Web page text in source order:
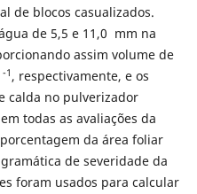
de blocos casualizados.
de 5,5 e 11,0 mm na
assim volume de
-1 , respectivamente, e os
calda no pulverizador
todas as avaliações da
da área foliar
de severidade da
foram usados para calcular